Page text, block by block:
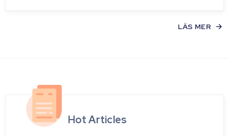
LÄS MER
Hot Articles